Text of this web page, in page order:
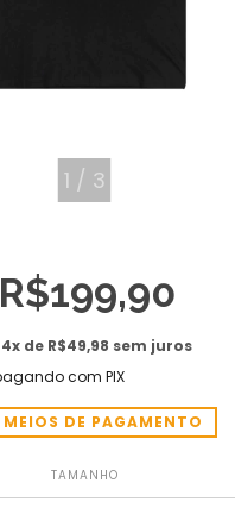
1 / 3
R$199,90
4x de R$49,98 sem juros
com PIX
MEIOS DE PAGAMENTO
TAMANHO